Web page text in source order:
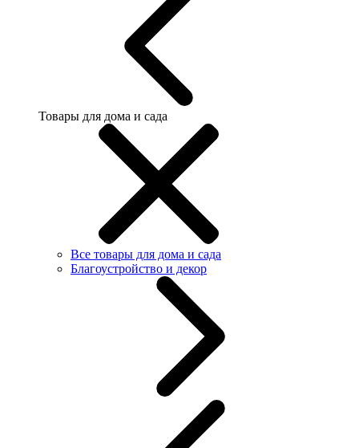
Товары для дома и сада
Все товары для дома и сада
Благоустройство и декор